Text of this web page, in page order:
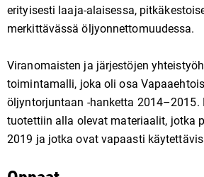
erityisesti laaja-alaisessa,
merkittävässä öljyonnettomuudessa.
Viranomaisten ja järjestöjen
toimintamalli, joka oli osa
öljyntorjuntaan -hanketta 2014–2015.
tuotettiin alla olevat materiaalit, jotka
2019 ja jotka ovat vapaasti